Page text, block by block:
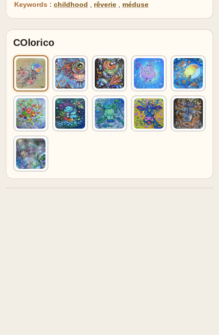
Keywords : childhood , rêverie , méduse
COlorico